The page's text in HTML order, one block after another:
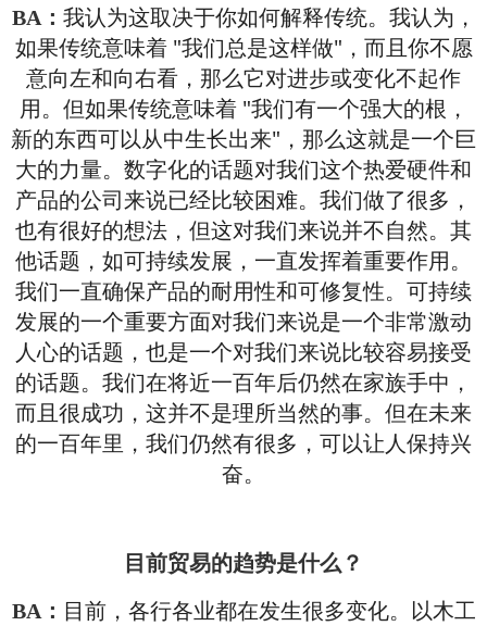
BA： 我认为这取决于你如何解释传统。我认为，
如果传统意味着 "我们总是这样做"，而且你不愿
意向左和向右看，那么它对进步或变化不起作
用。但如果传统意味着 "我们有一个强大的根，
新的东西可以从中生长出来"，那么这就是一个巨
大的力量。数字化的话题对我们这个热爱硬件和
产品的公司来说已经比较困难。我们做了很多，
也有很好的想法，但这对我们来说并不自然。其
他话题，如可持续发展，一直发挥着重要作用。
我们一直确保产品的耐用性和可修复性。可持续
发展的一个重要方面对我们来说是一个非常激动
人心的话题，也是一个对我们来说比较容易接受
的话题。我们在将近一百年后仍然在家族手中，
而且很成功，这并不是理所当然的事。但在未来
的一百年里，我们仍然有很多，可以让人保持兴
奋。
目前贸易的趋势是什么？
BA： 目前，各行各业都在发生很多变化。以木工